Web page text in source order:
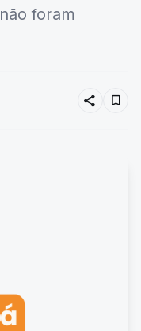
foram
share bookmark